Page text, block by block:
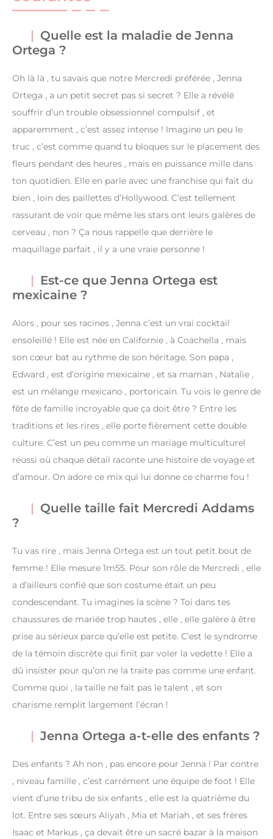
Quelle est la maladie de Jenna
Ortega ?
Oh là là , tu savais que notre Mercredi préférée , Jenna
Ortega , a un petit secret pas si secret ? Elle a révélé
souffrir d’un trouble obsessionnel compulsif , et
apparemment , c’est assez intense ! Imagine un peu le
truc , c’est comme quand tu bloques sur le placement des
fleurs pendant des heures , mais en puissance mille dans
ton quotidien. Elle en parle avec une franchise qui fait du
bien , loin des paillettes d’Hollywood. C’est tellement
rassurant de voir que même les stars ont leurs galères de
cerveau , non ? Ça nous rappelle que derrière le
maquillage parfait , il y a une vraie personne !
Est-ce que Jenna Ortega est
mexicaine ?
Alors , pour ses racines , Jenna c’est un vrai cocktail
ensoleillé ! Elle est née en Californie , à Coachella , mais
son cœur bat au rythme de son héritage. Son papa ,
Edward , est d’origine mexicaine , et sa maman , Natalie ,
est un mélange mexicano , portoricain. Tu vois le genre de
fête de famille incroyable que ça doit être ? Entre les
traditions et les rires , elle porte fièrement cette double
culture. C’est un peu comme un mariage multiculturel
réussi où chaque détail raconte une histoire de voyage et
d’amour. On adore ce mix qui lui donne ce charme fou !
Quelle taille fait Mercredi Addams
?
Tu vas rire , mais Jenna Ortega est un tout petit bout de
femme ! Elle mesure 1m55. Pour son rôle de Mercredi , elle
a d’ailleurs confié que son costume était un peu
condescendant. Tu imagines la scène ? Toi dans tes
chaussures de mariée trop hautes , elle , elle galère à être
prise au sérieux parce qu’elle est petite. C’est le syndrome
de la témoin discrète qui finit par voler la vedette ! Elle a
dû insister pour qu’on ne la traite pas comme une enfant.
Comme quoi , la taille ne fait pas le talent , et son
charisme remplit largement l’écran !
Jenna Ortega a-t-elle des enfants ?
Des enfants ? Ah non , pas encore pour Jenna ! Par contre
, niveau famille , c’est carrément une équipe de foot ! Elle
vient d’une tribu de six enfants , elle est la quatrième du
lot. Entre ses sœurs Aliyah , Mia et Mariah , et ses frères
Isaac et Markus , ça devait être un sacré bazar à la maison